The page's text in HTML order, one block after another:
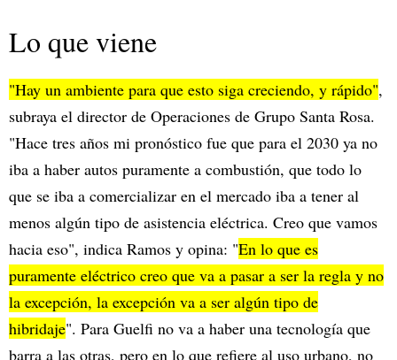
Lo que viene
"Hay un ambiente para que esto siga creciendo, y rápido",
subraya el director de Operaciones de Grupo Santa Rosa.
"Hace tres años mi pronóstico fue que para el 2030 ya no
iba a haber autos puramente a combustión, que todo lo
que se iba a comercializar en el mercado iba a tener al
menos algún tipo de asistencia eléctrica. Creo que vamos
hacia eso", indica Ramos y opina: "En lo que es
puramente eléctrico creo que va a pasar a ser la regla y no
la excepción, la excepción va a ser algún tipo de
hibridaje". Para Guelfi no va a haber una tecnología que
barra a las otras, pero en lo que refiere al uso urbano, no